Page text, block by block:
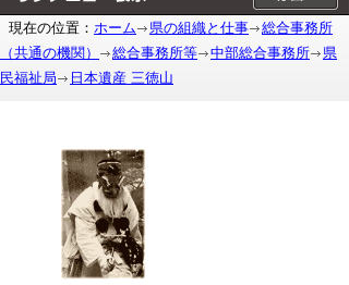
現在の位置： ホーム 県の組織と仕事
総合事務所
（共通の機関）
総合事務所等 中部総合事務所
県
民福祉局
日本遺産 三徳山